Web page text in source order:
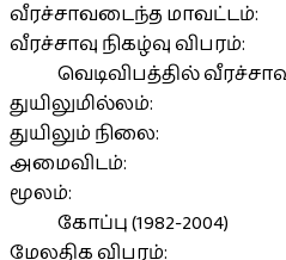
வீரச்சாவடைந்த மாவட்டம்:
வீரச்சாவு நிகழ்வு விபரம்:
வெடிவிபத்தில்
துயிலுமில்லம்:
துயிலும் நிலை:
அமைவிடம்:
மூலம்:
கோப்பு (1982-2004)
மேலதிக விபரம்: